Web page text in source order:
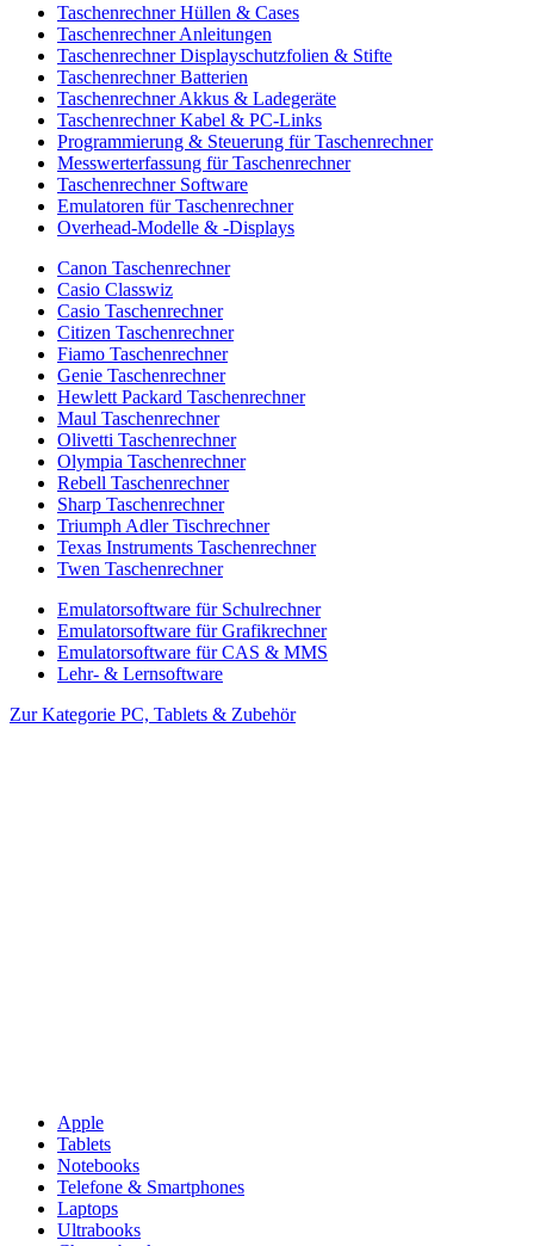
Taschenrechner Hüllen & Cases
Taschenrechner Anleitungen
Taschenrechner Displayschutzfolien & Stifte
Taschenrechner Batterien
Taschenrechner Akkus & Ladegeräte
Taschenrechner Kabel & PC-Links
Programmierung & Steuerung für Taschenrechner
Messwerterfassung für Taschenrechner
Taschenrechner Software
Emulatoren für Taschenrechner
Overhead-Modelle & -Displays
Canon Taschenrechner
Casio Classwiz
Casio Taschenrechner
Citizen Taschenrechner
Fiamo Taschenrechner
Genie Taschenrechner
Hewlett Packard Taschenrechner
Maul Taschenrechner
Olivetti Taschenrechner
Olympia Taschenrechner
Rebell Taschenrechner
Sharp Taschenrechner
Triumph Adler Tischrechner
Texas Instruments Taschenrechner
Twen Taschenrechner
Emulatorsoftware für Schulrechner
Emulatorsoftware für Grafikrechner
Emulatorsoftware für CAS & MMS
Lehr- & Lernsoftware
Zur Kategorie PC, Tablets & Zubehör
Apple
Tablets
Notebooks
Telefone & Smartphones
Laptops
Ultrabooks